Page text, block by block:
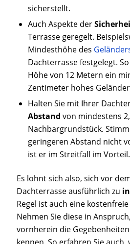
sicherstellt.
Auch Aspekte der
Terrasse geregelt.
Mindesthöhe des
Dachterrasse festgelegt.
Höhe von 12 Metern ein
Zentimeter hohes
Halten Sie mit Ihrer
Abstand von mindestens
Nachbargrundstück.
geringeren Abstand nicht
ist er im Streitfall im Vorteil.
Es lohnt sich also, sich vor
Dachterrasse ausführlich zu
Regel ist auch eine kostenfreie
Nehmen Sie diese in
vornherein die